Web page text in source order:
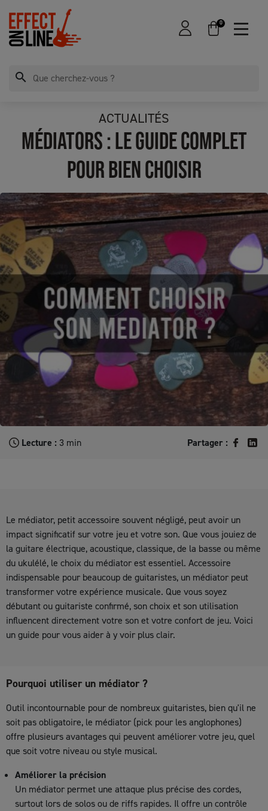
0
search
ACTUALITÉS
MÉDIATORS : LE GUIDE COMPLET
POUR BIEN CHOISIR
Lecture : 3 min Partager :
Le médiator, petit accessoire souvent négligé, peut avoir un
impact significatif sur votre jeu et votre son. Que vous jouiez de
la guitare électrique, acoustique, classique, de la basse ou même
du ukulélé, le choix du médiator est essentiel. Accessoire
indispensable pour beaucoup de guitaristes, un médiator peut
transformer votre expérience musicale. Que vous soyez
débutant ou guitariste confirmé, son choix et son utilisation
influencent directement votre son et votre confort de jeu. Voici
un guide pour vous aider à y voir plus clair.
Pourquoi utiliser un médiator ?
Outil incontournable pour de nombreux guitaristes, bien qu'il ne
soit pas obligatoire, le médiator (pick pour les anglophones)
offre plusieurs avantages qui peuvent améliorer votre jeu, quel
que soit votre niveau ou style musical.
Améliorer la précision
Un médiator permet une attaque plus précise des cordes,
surtout lors de solos ou de riffs rapides. Il offre un contrôle